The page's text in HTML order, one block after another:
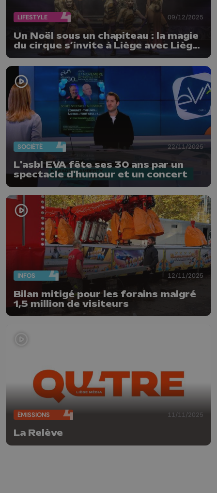
LIFESTYLE 09/12/2025
Un Noël sous un chapiteau : la magie
du cirque s’invite à Liège avec Liège
SOCIÉTÉ 22/11/2025
L'asbl EVA fête ses 30 ans par un
spectacle d'humour et un concert
INFOS 12/11/2025
Bilan mitigé pour les forains malgré
1,5 million de visiteurs
ÉMISSIONS 11/11/2025
La Relève